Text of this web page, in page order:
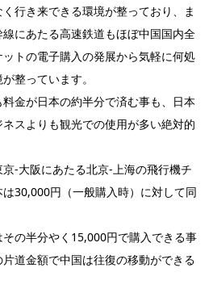
行き来できる環境が整っており、ま
にあたる高速鉄道もほぼ中国国内全
トの電子購入の発展から気軽に何処
整っています。
金が日本の約半分で済む事も、日本
スよりも観光での使用が多い絶対的
-大阪にあたる北京-上海の飛行機チ
30,000円（一般購入時）に対して同
の半分やく15,000円で購入できる事
道金額で中国は往復の移動ができる